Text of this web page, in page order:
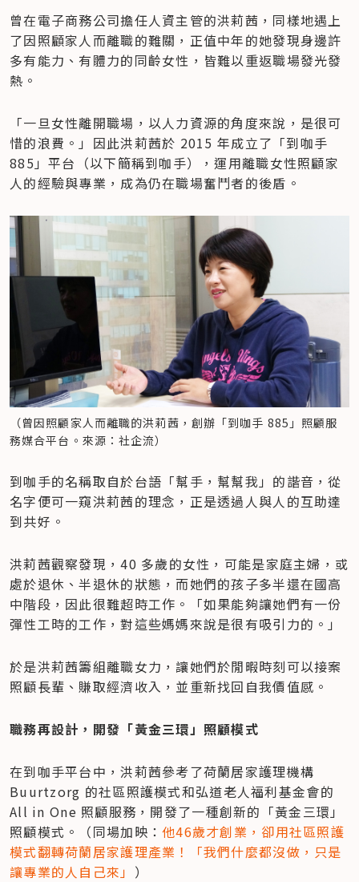
曾在電子商務公司擔任人資主管的洪莉茜，同樣地遇上
了因照顧家人而離職的難關，正值中年的她發現身邊許
多有能力、有體力的同齡女性，皆難以重返職場發光發
熱。
「一旦女性離開職場，以人力資源的角度來說，是很可
惜的浪費。」因此洪莉茜於 2015 年成立了「到咖手
885」平台（以下簡稱到咖手），運用離職女性照顧家
人的經驗與專業，成為仍在職場奮鬥者的後盾。
（曾因照顧家人而離職的洪莉茜，創辦「到咖手 885」照顧服
務媒合平台。來源：社企流）
到咖手的名稱取自於台語「幫手，幫幫我」的諧音，從
名字便可一窺洪莉茜的理念，正是透過人與人的互助達
到共好。
洪莉茜觀察發現，40 多歲的女性，可能是家庭主婦，或
處於退休、半退休的狀態，而她們的孩子多半還在國高
中階段，因此很難超時工作。「如果能夠讓她們有一份
彈性工時的工作，對這些媽媽來說是很有吸引力的。」
於是洪莉茜籌組離職女力，讓她們於閒暇時刻可以接案
照顧長輩、賺取經濟收入，並重新找回自我價值感。
職務再設計，開發「黃金三環」照顧模式
在到咖手平台中，洪莉茜參考了荷蘭居家護理機構
Buurtzorg 的社區照護模式和弘道老人福利基金會的
All in One 照顧服務，開發了一種創新的「黃金三環」
照顧模式。（同場加映：他46歲才創業，卻用社區照護
模式翻轉荷蘭居家護理產業！「我們什麼都沒做，只是
讓專業的人自己來」 ）